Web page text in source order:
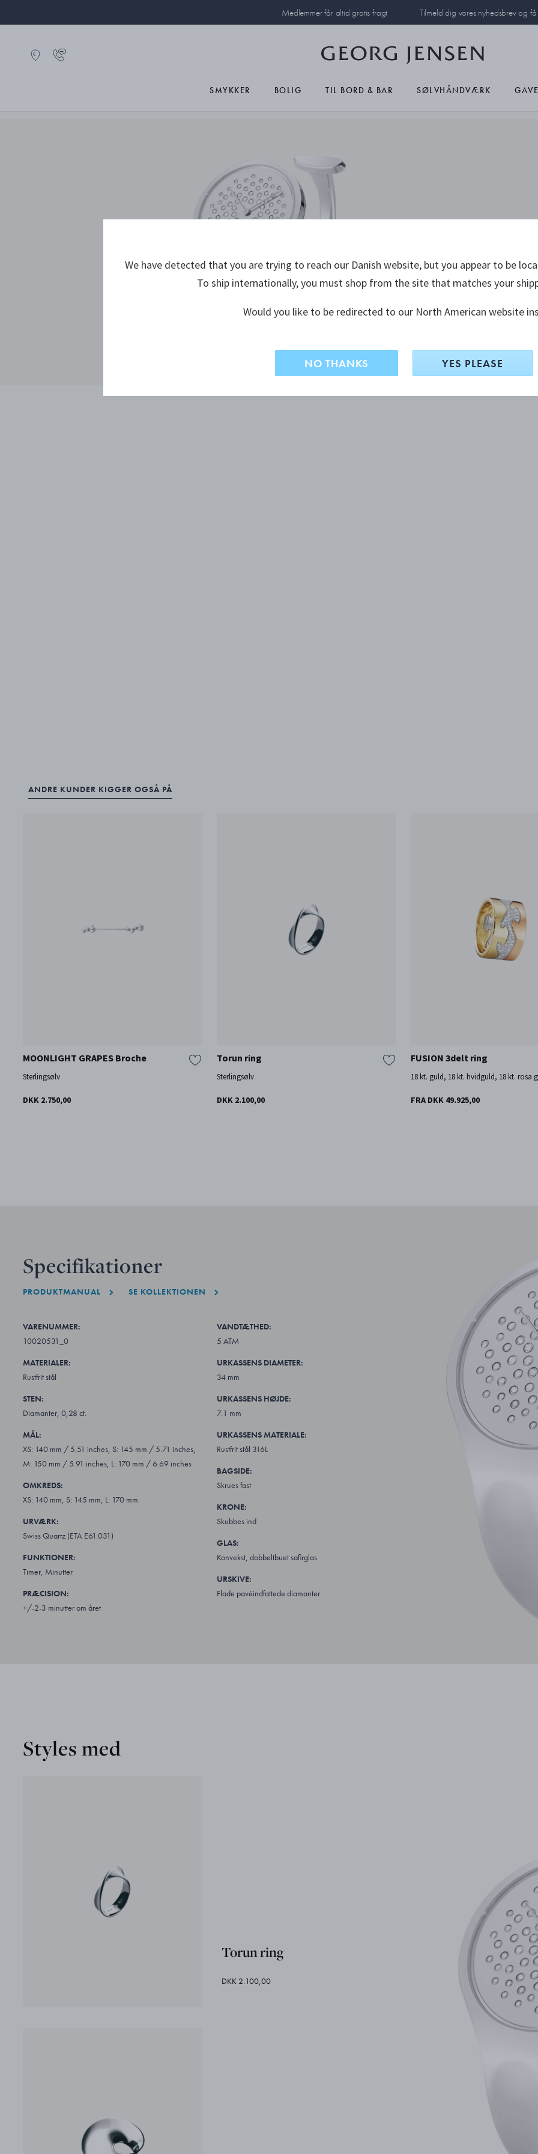
Medlemmer får altid gratis fragt Tilmeld dig vores nyhedsbrev og
SMYKKER BOLIG TIL BORD & BAR SØLVHÅNDVÆRK
ANDRE KUNDER KIGGER OGSÅ PÅ
MOONLIGHT GRAPES Broche
Sterlingsølv
DKK 2.750,00
Torun ring
Sterlingsølv
DKK 2.100,00
FUSION 3delt ring
18 kt. guld, 18 kt. hvidguld, 18 kt. rosa
FRA DKK 49.925,00
Specifikationer
PRODUKTMANUAL SE KOLLEKTIONEN
VARENUMMER:
10020531_0
MATERIALER:
Rustfrit stål
STEN:
Diamanter, 0,28 ct.
MÅL:
XS: 140 mm / 5.51 inches, S: 145 mm / 5.71 inches,
M: 150 mm / 5.91 inches, L: 170 mm / 6.69 inches
OMKREDS:
XS: 140 mm, S: 145 mm, L: 170 mm
URVÆRK:
Swiss Quartz (ETA E61.031)
FUNKTIONER:
Timer, Minutter
PRÆCISION:
+/-2-3 minutter om året
VANDTÆTHED:
5 ATM
URKASSENS DIAMETER:
34 mm
URKASSENS HØJDE:
7.1 mm
URKASSENS MATERIALE:
Rustfrit stål 316L
BAGSIDE:
Skrues fast
KRONE:
Skubbes ind
GLAS:
Konvekst, dobbeltbuet safirglas
URSKIVE:
Flade pavéindfattede diamanter
Styles med
Torun ring
DKK 2.100,00
We have detected that you are trying to reach our Danish website, but you appear to be
To ship internationally, you must shop from the site that matches your
Would you like to be redirected to our North American website
NO THANKS YES PLEASE